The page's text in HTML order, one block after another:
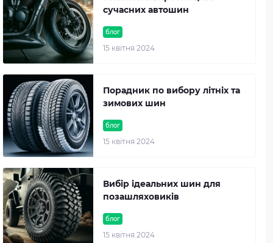
блог
15 квітня 2024
сучасних автошин
блог
15 квітня 2024
Порадник по вибору літніх та
зимових шин
блог
15 квітня 2024
Вибір ідеальних шин для
позашляховиків